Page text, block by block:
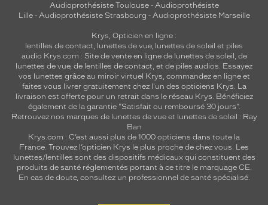
Audioprothésiste Toulouse- Audioprothésiste
Lille- Audioprothésiste Strasbourg - Audioprothésiste Marseille
Krys, Opticien en ligne :
lentilles de contact, lunettes de vue, lunettes de soleil et piles
audio Krys.com : Site de vente en ligne de lunettes de soleil, de
lunettes de vue, de lentilles de contact, et de piles audios. Essayez
vos lunettes grâce au miroir virtuel Krys, commandez en ligne et
faites vous livrer gratuitement chez l'un des opticiens Krys. La
livraison est offerte pour un retrait dans le réseau Krys. Bénéficiez
également de la garantie "Satisfait ou remboursé 30 jours".
Retrouvez nos marques de lunettes de vue et lunettes de soleil : Ray
Ban
Krys.com : C’est aussi plus de 1000 opticiens dans toute la
France. Trouvez l’opticien Krys le plus proche de chez vous. Les
lunettes/lentilles sont des dispositifs médicaux qui constituent des
produits de santé réglementés portant à ce titre le marquage CE.
En cas de doute, consultez un professionnel de santé spécialisé.